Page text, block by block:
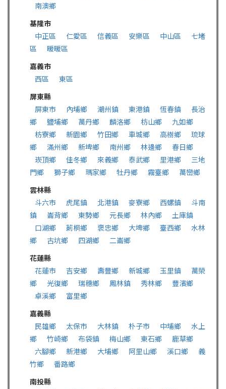
南澳鄉
基隆市
中正區
仁愛區 信義區 安樂區 中山區
七堵
區
暖暖區
嘉義市
西區
東區
屏東縣
屏東市
內埔鄉 潮州鎮 東港鎮 恆春鎮
長治
鄉
鹽埔鄉 萬丹鄉 麟洛鄉 枋山鄉
九如鄉
枋寮鄉
新園鄉 竹田鄉 車城鄉 高樹鄉
琉球
鄉
滿州鄉 新埤鄉 南州鄉 林邊鄉
春日鄉
崁頂鄉
佳冬鄉 來義鄉 泰武鄉 里港鄉
三地
門鄉
獅子鄉 瑪家鄉 牡丹鄉 霧臺鄉
萬巒鄉
雲林縣
斗六市
虎尾鎮 北港鎮 麥寮鄉 西螺鎮
斗南
鎮
崙背鄉 東勢鄉 元長鄉 林內鄉
土庫鎮
口湖鄉
莿桐鄉 褒忠鄉 大埤鄉 臺西鄉
水林
鄉
古坑鄉 四湖鄉
二崙鄉
花蓮縣
花蓮市
吉安鄉 壽豐鄉 新城鄉 玉里鎮
萬榮
鄉
光復鄉 瑞穗鄉 鳳林鎮 秀林鄉
豐濱鄉
卓溪鄉
富里鄉
嘉義縣
民雄鄉
太保市 大林鎮 朴子市 中埔鄉
水上
鄉
竹崎鄉 布袋鎮 梅山鄉 東石鄉
鹿草鄉
六腳鄉
新港鄉 大埔鄉 阿里山鄉 溪口鄉
義
竹鄉
番路鄉
南投縣